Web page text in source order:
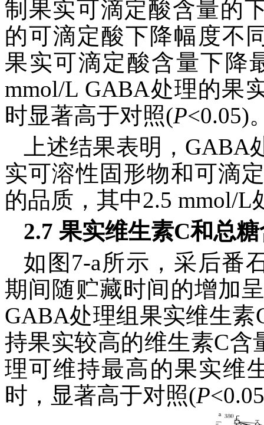
制果实可滴定酸含量的
的可滴定酸下降幅度不
果实可滴定酸含量下降
mmol/L GABA处理的果
时显著高于对照(P<0.05)
上述结果表明，
实可溶性固形物和可滴
的品质，其中2.5 mmol/L
2.7 果实维生素C和总
如图7-a所示，采后番
期间随贮藏时间的增加
GABA处理组果实维生
持果实较高的维生素C含
理可维持最高的果实维
时，显著高于对照(P